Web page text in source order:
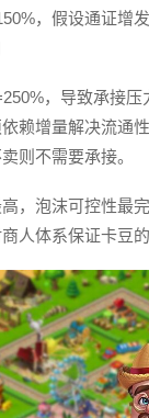
，假设通证增
，导致承接
赖增量解决流通
则不需要承接。
，泡沫可控性最
人体系保证卡豆的